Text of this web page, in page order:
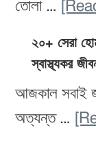
তোলা …
২০+ সেরা
স্বাস্থ্যকর
আজকাল সবাই
অত্যন্ত …